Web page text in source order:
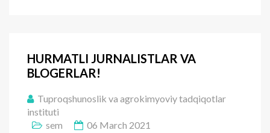
HURMATLI JURNALISTLAR VA
BLOGERLAR!
Tuproqshunoslik va agrokimyoviy tadqiqotlar
instituti
sem
06 March 2021